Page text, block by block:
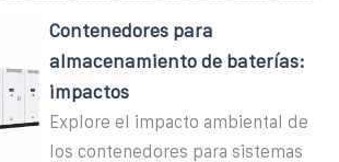
Contenedores para
almacenamiento de baterías:
impactos
Explore el impacto ambiental de
los contenedores para sistemas